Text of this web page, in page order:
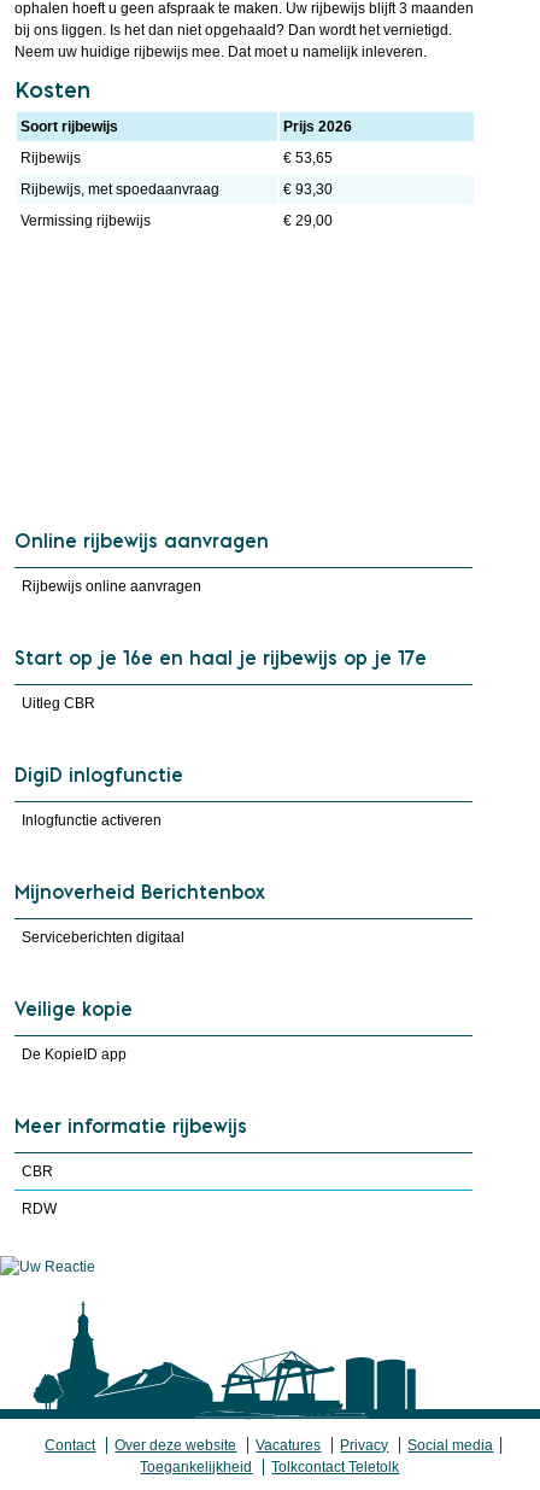
ophalen hoeft u geen afspraak te maken. Uw rijbewijs blijft 3 maanden
bij ons liggen. Is het dan niet opgehaald? Dan wordt het vernietigd.
Neem uw huidige rijbewijs mee. Dat moet u namelijk inleveren.
Kosten
Soort rijbewijs
Prijs 2026
Rijbewijs
€ 53,65
Rijbewijs, met spoedaanvraag
€ 93,30
Vermissing rijbewijs
€ 29,00
Online rijbewijs aanvragen
Rijbewijs online aanvragen
Start op je 16e en haal je rijbewijs op je 17e
Uitleg CBR
DigiD inlogfunctie
Inlogfunctie activeren
Mijnoverheid Berichtenbox
Serviceberichten digitaal
Veilige kopie
De KopieID app
Meer informatie rijbewijs
CBR
RDW
Contact Over deze website Vacatures Privacy
Social media
Toegankelijkheid
Tolkcontact Teletolk